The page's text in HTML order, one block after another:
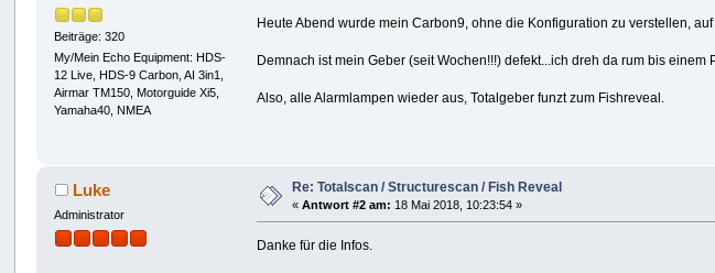
Beiträge: 320
My/Mein Echo Equipment: HDS-
12 Live, HDS-9 Carbon, AI 3in1,
Airmar TM150, Motorguide Xi5,
Yamaha40, NMEA
Heute Abend wurde mein Carbon9, ohne die Konfiguration zu verstellen,
Demnach ist mein Geber (seit Wochen!!!) defekt...ich dreh da rum bis
Also, alle Alarmlampen wieder aus, Totalgeber funzt zum Fishreveal.
Luke
Administrator
Re: Totalscan / Structurescan / Fish Reveal
«Antwort #2 am: 18 Mai 2018, 10:23:54 »
Danke für die Infos.